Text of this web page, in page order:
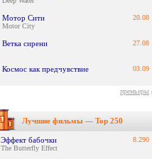
Мотор Сити
Motor City
20.08
Ветка сирени 27.08
Космос как предчувствие 03.09
премьеры
Лучшие фильмы — Top 250
Эффект бабочки
The Butterfly Effect
8.290